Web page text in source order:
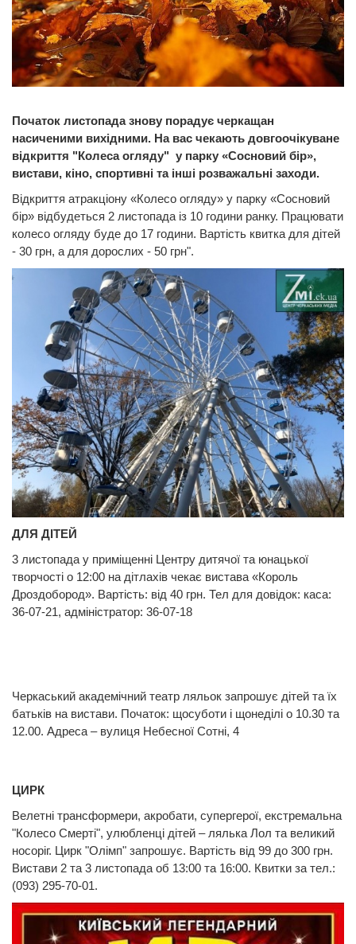
Початок листопада знову порадує черкащан
насиченими вихідними. На вас чекають довгоочікуване
відкриття "Колеса огляду" у парку «Сосновий бір»,
вистави, кіно, спортивні та інші розважальні заходи.
Відкриття атракціону «Колесо огляду» у парку «Сосновий
бір» відбудеться 2 листопада із 10 години ранку. Працювати
колесо огляду буде до 17 години. Вартість квитка для дітей
- 30 грн, а для дорослих - 50 грн".
ДЛЯ ДІТЕЙ
3 листопада у приміщенні Центру дитячої та юнацької
творчості о 12:00 на дітлахів чекає вистава «Король
Дроздобород». Вартість: від 40 грн. Тел для довідок: каса:
36-07-21, адміністратор: 36-07-18
Черкаський академічний театр ляльок запрошує дітей та їх
батьків на вистави. Початок: щосуботи і щонеділі о 10.30 та
12.00. Адреса – вулиця Небесної Сотні, 4
ЦИРК
Велетні трансформери, акробати, супергерої, екстремальна
"Колесо Смерті", улюбленці дітей – лялька Лол та великий
носоріг. Цирк "Олімп" запрошує. Вартість від 99 до 300 грн.
Вистави 2 та 3 листопада об 13:00 та 16:00. Квитки за тел.:
(093) 295-70-01.